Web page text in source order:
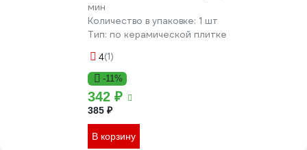
мин
Количество в упаковке: 1 шт
Тип: по керамической плитке
4(1)
-11%
342 ₽
385 ₽
В корзину